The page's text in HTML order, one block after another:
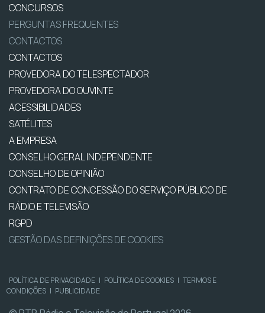
CONCURSOS
PERGUNTAS FREQUENTES
CONTACTOS
CONTACTOS
PROVEDORA DO TELESPECTADOR
PROVEDORA DO OUVINTE
ACESSIBILIDADES
SATÉLITES
A EMPRESA
CONSELHO GERAL INDEPENDENTE
CONSELHO DE OPINIÃO
CONTRATO DE CONCESSÃO DO SERVIÇO PÚBLICO DE
RÁDIO E TELEVISÃO
RGPD
GESTÃO DAS DEFINIÇÕES DE COOKIES
POLÍTICA DE PRIVACIDADE | POLÍTICA DE COOKIES | TERMOS E
CONDIÇÕES | PUBLICIDADE